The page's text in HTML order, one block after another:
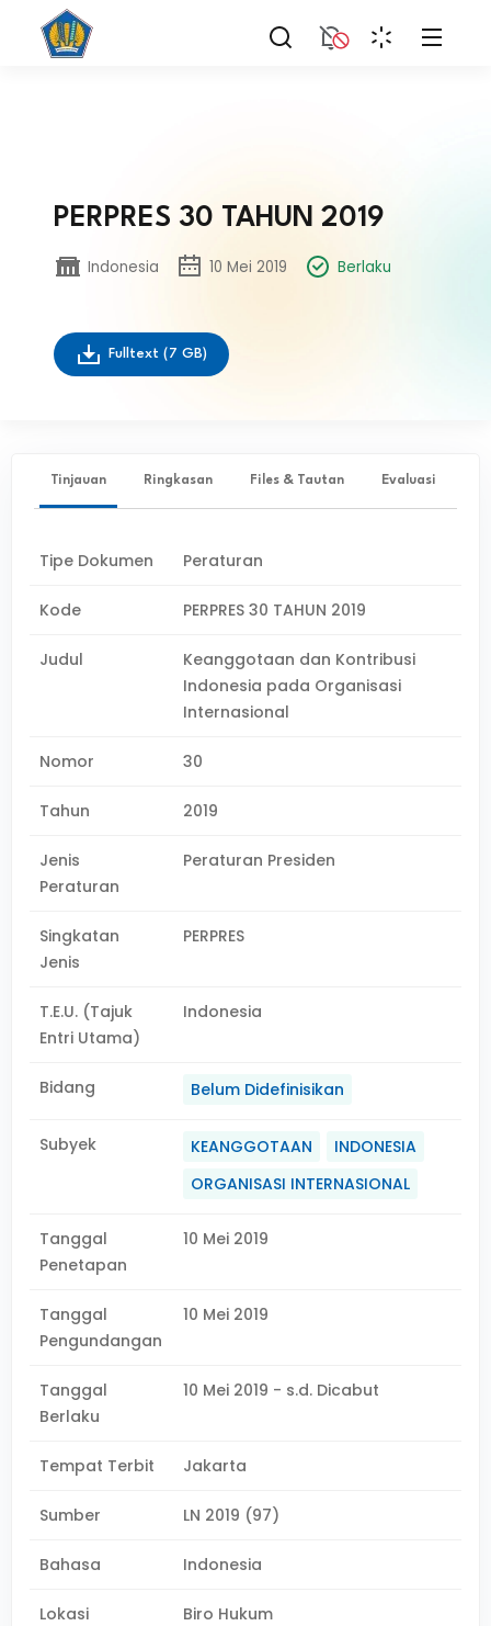
PERPRES 30 TAHUN 2019
Indonesia 10 Mei 2019 Berlaku
Fulltext (7 GB)
Tinjauan Ringkasan Files & Tautan Evaluasi
Tipe Dokumen Peraturan
Kode PERPRES 30 TAHUN 2019
Judul
Keanggotaan dan Kontribusi
Indonesia pada Organisasi
Internasional
Nomor 30
Tahun 2019
Jenis
Peraturan
Peraturan Presiden
Singkatan
Jenis
PERPRES
T.E.U. (Tajuk
Entri Utama)
Indonesia
Bidang Belum Didefinisikan
Subyek KEANGGOTAAN
INDONESIA
ORGANISASI INTERNASIONAL
Tanggal
Penetapan
10 Mei 2019
Tanggal
Pengundangan
10 Mei 2019
Tanggal
Berlaku
10 Mei 2019 - s.d. Dicabut
Tempat Terbit Jakarta
Sumber LN 2019 (97)
Bahasa Indonesia
Lokasi Biro Hukum